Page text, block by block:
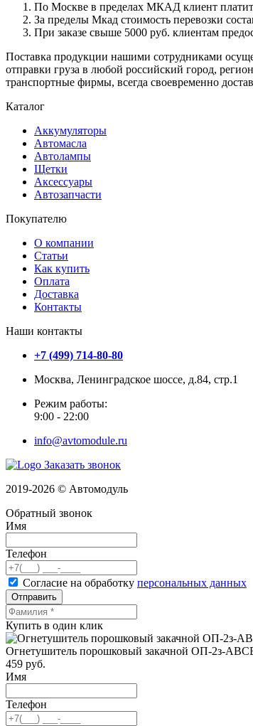
По Москве в пределах МКАД клиент платит
За пределы Мкад стоимость перевозки
При заказе свыше 5000 руб. клиентам
Поставка продукции нашими сотрудниками
отправки груза в любой российский город,
транспортные фирмы, всегда своевременно
Каталог
Аккумуляторы
Автомасла
Автолампы
Щетки
Аксессуары
Автозапчасти
Покупателю
О компании
Статьи
Как купить
Оплата
Доставка
Контакты
Наши контакты
+7 (499) 714-80-80
Москва, Ленинградское шоссе, д.84, стр.1
Режим работы:
9:00 - 22:00
info@avtomodule.ru
Заказать звонок
2019-2026 © Автомодуль
Обратный звонок
Имя
Телефон
Согласие на обработку персональных данных
Отправить
Купить в один клик
Огнетушитель порошковый закачной ОП-2з-
459 руб.
Имя
Телефон